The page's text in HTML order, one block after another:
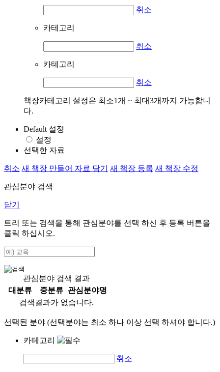
취소
카테고리
취소
카테고리
취소
책장카테고리 설정은 최소1개 ~ 최대3개까지 가능합니
다.
Default 설정
설정
선택한 자료
취소 새 책장 만들어 자료 담기 새 책장 등록 새 책장 수정
관심분야 검색
닫기
트리 또는 검색을 통해 관심분야를 선택 하신 후 등록 버튼을
클릭 하십시오.
관심분야 검색 결과
대분류
중분류
관심분야명
검색결과가 없습니다.
선택된 분야 (선택분야는 최소 하나 이상 선택 하셔야 합니다.)
카테고리
취소